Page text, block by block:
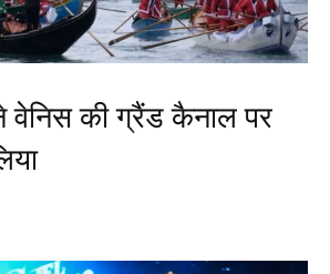
वेनिस की ग्रैंड कैनाल पर